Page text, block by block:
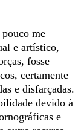
me
e artístico,
fosse
certamente
e disfarçadas.
devido à
e